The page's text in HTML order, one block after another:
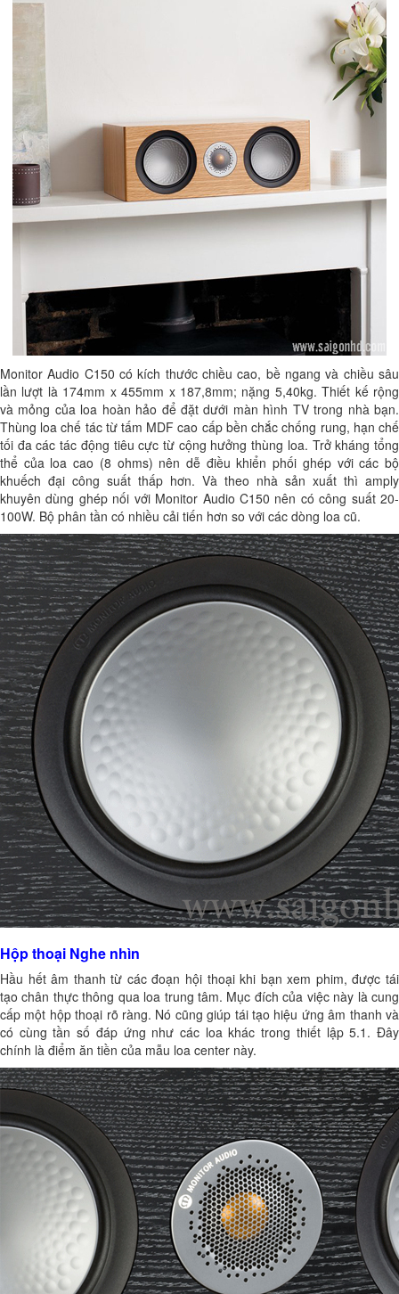
Monitor Audio C150 có kích thước chiều cao, bề ngang và chiều sâu
lần lượt là 174mm x 455mm x 187,8mm; nặng 5,40kg. Thiết kế rộng
và mỏng của loa hoàn hảo để đặt dưới màn hình TV trong nhà bạn.
Thùng loa chế tác từ tấm MDF cao cấp bền chắc chống rung, hạn chế
tối đa các tác động tiêu cực từ cộng hưởng thùng loa. Trở kháng tổng
thể của loa cao (8 ohms) nên dễ điều khiển phối ghép với các bộ
khuếch đại công suất thấp hơn. Và theo nhà sản xuất thì amply
khuyên dùng ghép nối với Monitor Audio C150 nên có công suất 20-
100W. Bộ phân tần có nhiều cải tiến hơn so với các dòng loa cũ.
Hộp thoại Nghe nhìn
Hầu hết âm thanh từ các đoạn hội thoại khi bạn xem phim, được tái
tạo chân thực thông qua loa trung tâm. Mục đích của việc này là cung
cấp một hộp thoại rõ ràng. Nó cũng giúp tái tạo hiệu ứng âm thanh và
có cùng tần số đáp ứng như các loa khác trong thiết lập 5.1. Đây
chính là điểm ăn tiền của mẫu loa center này.